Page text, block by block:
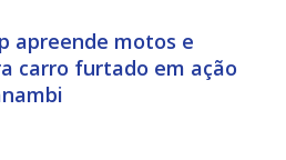
apreende motos e
carro furtado em ação